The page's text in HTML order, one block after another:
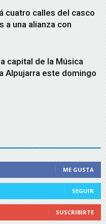
cuatro calles del casco
a una alianza con
capital de la Música
Alpujarra este domingo
ME GUSTA
SEGUIR
SUSCRIBIRTE